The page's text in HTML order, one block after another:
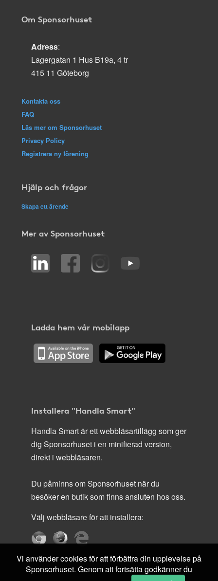
Om Sponsorhuset
Adress:
Lagergatan 1 Hus B19a, 4 tr
415 11 Göteborg
Kontakta oss
FAQ
Läs mer om Sponsorhuset
Privacy Policy
Registrera ny förening
Hjälp och frågor
Skapa ett ärende
Mer av Sponsorhuset
Ladda hem vår mobilapp
Installera "Handla Smart"
Handla Smart är ett webbläsartillägg som ger
dig Sponsorhuset i en minifierad version,
direkt i webbläsaren.
Du påminns om Sponsorhuset när du
besöker en butik som finns ansluten hos oss.
Välj webbläsare för att installera:
Vi använder cookies för att förbättra din upplevelse på
Sponsorhuset. Genom att fortsätta godkänner du